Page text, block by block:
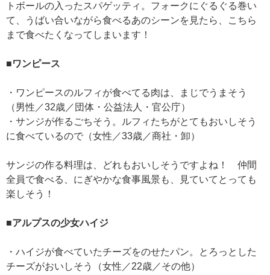
トボールの入ったスパゲッティ。フォークにぐるぐる巻い
て、うばい合いながら食べるあのシーンを見たら、こちら
まで食べたくなってしまいます！
■ワンピース
・ワンピースのルフィが食べてる肉は、まじでうまそう
（男性／32歳／団体・公益法人・官公庁）
・サンジが作るごちそう。ルフィたちがとてもおいしそう
に食べているので（女性／33歳／商社・卸）
サンジの作る料理は、どれもおいしそうですよね！ 仲間
全員で食べる、にぎやかな食事風景も、見ていてとっても
楽しそう！
■アルプスの少女ハイジ
・ハイジが食べていたチーズをのせたパン。とろっとした
チーズがおいしそう（女性／22歳／その他）